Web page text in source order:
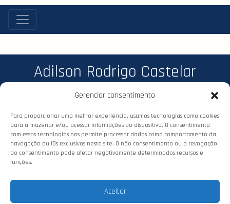
Gerenciar consentimento
Para proporcionar uma melhor experiência, usamos tecnologias como cookies
para armazenar e/ou acessar informações do dispositivo. O consentimento
com essas tecnologias nos permite processar dados como comportamento da
navegação ou IDs exclusivos neste site. O não consentimento ou a revogação
do consentimento pode afetar negativamente determinados recursos e
funções.
Aceitar
Adilson Rodrigo Castelar
de Guppy (CCG). Todos os direitos